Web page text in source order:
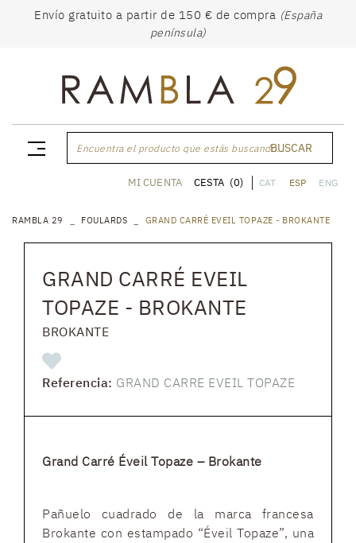
Envío gratuito a partir de 150 € de compra (España
península)
Encuentra el producto que estás buscando...BUSCAR
CAT ESP ENG
MI CUENTA CESTA (0)
RAMBLA 29 FOULARDS GRAND CARRÉ EVEIL TOPAZE - BROKANTE
GRAND CARRÉ EVEIL
TOPAZE - BROKANTE
BROKANTE
Referencia: GRAND CARRE EVEIL TOPAZE
Grand Carré Éveil Topaze – Brokante
Pañuelo cuadrado de la marca francesa
Brokante con estampado “Éveil Topaze”, una